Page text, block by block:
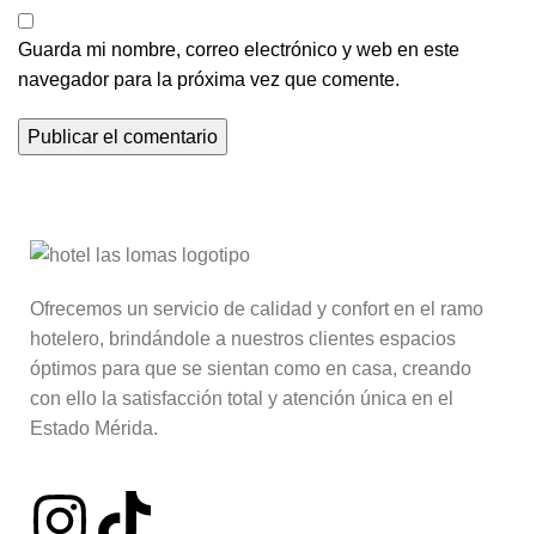
Guarda mi nombre, correo electrónico y web en este
navegador para la próxima vez que comente.
Ofrecemos un servicio de calidad y confort en el ramo
hotelero, brindándole a nuestros clientes espacios
óptimos para que se sientan como en casa, creando
con ello la satisfacción total y atención única en el
Estado Mérida.